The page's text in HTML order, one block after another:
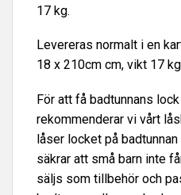
17 kg.
Levereras normalt i en
18 x 210cm cm, vikt 17
För att få badtunnans
rekommenderar vi vårt
låser locket på
säkrar att små barn inte
säljs som tillbehör och